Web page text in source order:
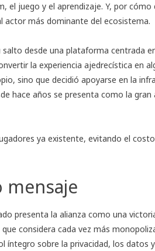
el juego y el aprendizaje. Y, por cómo
actor más dominante del ecosistema.
salto desde una plataforma centrada
la experiencia ajedrecística en
sino que decidió apoyarse en la
hace años se presenta como la gran
ya existente, evitando el
mensaje
presenta la alianza como una
considera cada vez más
íntegro sobre la privacidad, los datos